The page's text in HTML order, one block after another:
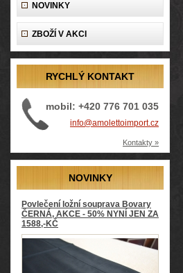
NOVINKY
ZBOŽÍ V AKCI
RYCHLÝ KONTAKT
mobil: +420 776 701 035
info@amolettoimport.cz
Kontakty »
NOVINKY
Povlečení ložní souprava Bovary
ČERNÁ, AKCE - 50% NYNÍ JEN ZA
1588,-KČ